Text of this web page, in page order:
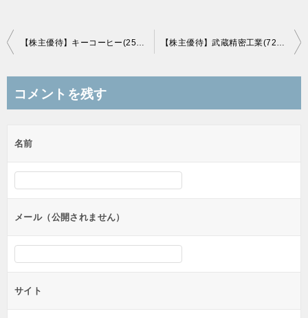
投
ビ
ー
シ
ン
【株主優待】キーコーヒー(2594)の優待到着！コーヒーセット！ 【株主優待】武蔵精密工業(7220)の優待到着！自社新商品「鋼の肝臓 KReTA」7000円相当！？
コメントを残す
名前
メール（公開されません）
サイト